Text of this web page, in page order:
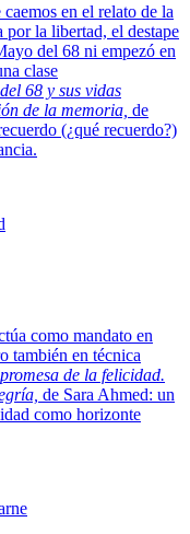
en el relato de la
la libertad, el destape
del 68 ni empezó en
clase
68 y sus vidas
de la memoria, de
(¿qué recuerdo?)
como mandato en
también en técnica
de la felicidad.
de Sara Ahmed: un
como horizonte